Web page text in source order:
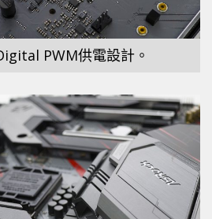
PWM供電設計。